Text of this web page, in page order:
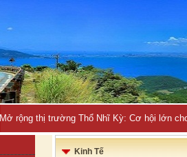
Mở rộng thị trường Thổ Nhĩ Kỳ: Cơ hội lớn
Kinh Tế